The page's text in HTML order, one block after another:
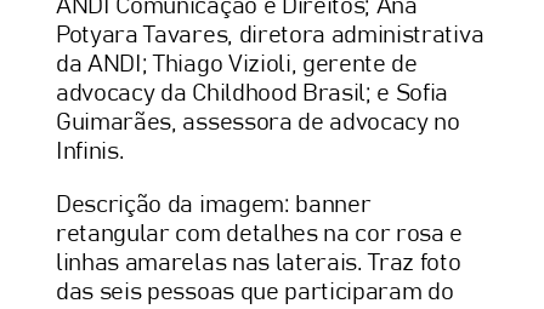
ANDI Comunicação e Direitos; Ana
Potyara Tavares, diretora administrativa
da ANDI; Thiago Vizioli, gerente de
advocacy da Childhood Brasil; e Sofia
Guimarães, assessora de advocacy no
Infinis.
Descrição da imagem: banner
retangular com detalhes na cor rosa e
linhas amarelas nas laterais. Traz foto
das seis pessoas que participaram do